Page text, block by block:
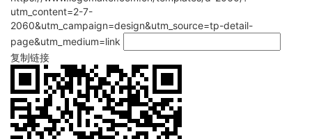
utm_content=2-7-
2060&utm_campaign=design&utm_source=tp-detail-
page&utm_medium=link
复制链接